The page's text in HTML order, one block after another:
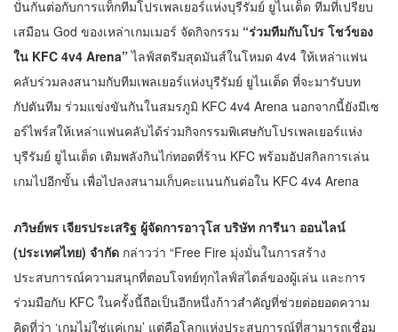
ปั่นกันต่อกับการแท็กทีมโปรเพลเยอร์แห่งบุรีรัมย์ ยูไนเต็ด ทีมที่เปรียบ
เสมือน God ของเหล่าเกมเมอร์ จัดกิจกรรม “ร่วมทีมกับโปร โชว์ของ
ใน KFC 4v4 Arena”ไลฟ์สตรีมสุดมันส์ในโหมด 4v4 ให้เหล่าแฟน
คลับร่วมลงสนามกับทีมเพลเยอร์แห่งบุรีรัมย์ ยูไนเต็ด ที่จะมารับบท
กัปตันทีม ร่วมแข่งขันกันในสมรภูมิ KFC 4v4 Arena นอกจากนี้ยังมีเซ
อร์ไพร์สให้เหล่าแฟนคลับได้ร่วมกิจกรรมพิเศษกับโปรเพลเยอร์แห่ง
บุรีรัมย์ ยูไนเต็ด เติมพลังกินไก่ทอดที่ร้าน KFC พร้อมอัปสกิลการเล่น
เกมไปอีกขั้น เพื่อไปลงสนามเก็บคะแนนกันต่อใน KFC 4v4 Arena
ภวิษย์พร เจียรประเสริฐ ผู้จัดการอาวุโส บริษัท การีนา ออนไลน์
(ประเทศไทย) จำกัด กล่าวว่า “Free Fire มุ่งมั่นในการสร้าง
ประสบการณ์ความสนุกที่ตอบโจทย์ทุกไลฟ์สไตล์ของผู้เล่น และการ
ร่วมมือกับ KFC ในครั้งนี้ถือเป็นอีกหนึ่งก้าวสำคัญที่ช่วยต่อยอดความ
คิดที่ว่า ‘เกมไม่ใช่แค่เกม’ แต่คือโลกแห่งประสบการณ์ที่สามารถเชื่อม